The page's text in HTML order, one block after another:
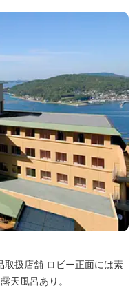
ーで雄大な鳥羽湾を一望で
正面には素
天風呂あり。